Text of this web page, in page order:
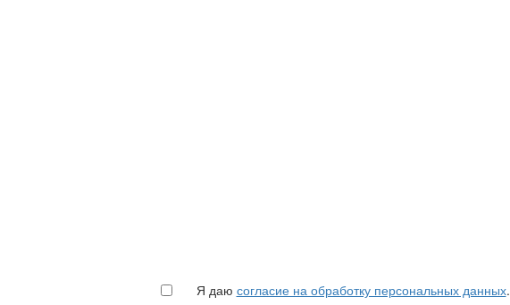
Я даю согласие на обработку персональных данных.